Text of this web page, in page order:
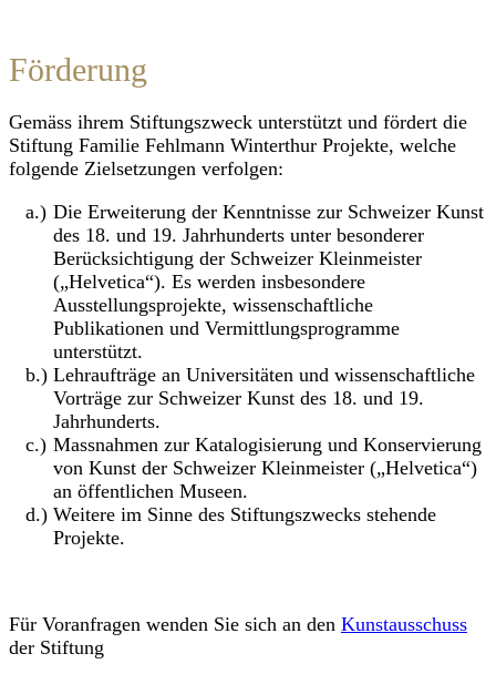
Förderung
Gemäss ihrem Stiftungszweck unterstützt und fördert die
Stiftung Familie Fehlmann Winterthur Projekte, welche
folgende Zielsetzungen verfolgen:
Die Erweiterung der Kenntnisse zur Schweizer Kunst
des 18. und 19. Jahrhunderts unter besonderer
Berücksichtigung der Schweizer Kleinmeister
(„Helvetica“). Es werden insbesondere
Ausstellungsprojekte, wissenschaftliche
Publikationen und Vermittlungsprogramme
unterstützt.
Lehraufträge an Universitäten und wissenschaftliche
Vorträge zur Schweizer Kunst des 18. und 19.
Jahrhunderts.
Massnahmen zur Katalogisierung und Konservierung
von Kunst der Schweizer Kleinmeister („Helvetica“)
an öffentlichen Museen.
Weitere im Sinne des Stiftungszwecks stehende
Projekte.
Für Voranfragen wenden Sie sich an den Kunstausschuss
der Stiftung